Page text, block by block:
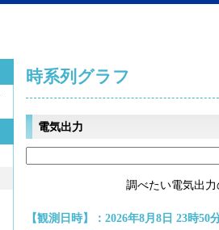
時系列グラフ
電気出力
調べたい電気出
【観測日時】：2026年8月8日 23時50